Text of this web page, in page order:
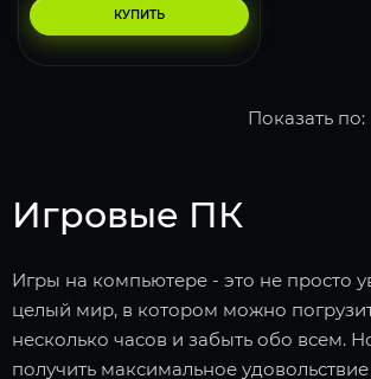
КУПИТЬ
Показать по:
Игровые ПК
Игры на компьютере - это не просто
целый мир, в котором можно
несколько часов и забыть обо всем.
получить максимальное